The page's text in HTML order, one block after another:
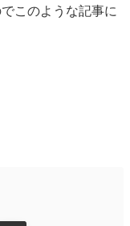
このような記事に